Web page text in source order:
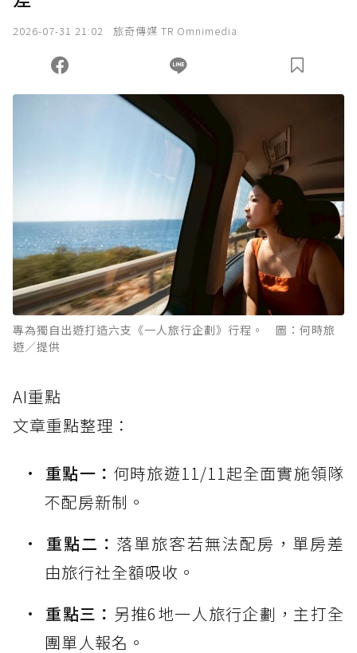
您當前剩餘 U 利點數：0點；前往 購買點數
2026-07-31 21:02 旅奇傳媒 TR Omnimedia
專為獨自出遊打造六支《一人旅行企劃》行程。 圖：何時旅
遊／提供
AI重點
文章重點整理：
重點一： 何時旅遊11/11起全面實施領隊
不配房新制。
重點二： 落單旅客若無法配房，單房差
由旅行社全額吸收。
重點三： 另推6地一人旅行企劃，主打全
團單人報名。